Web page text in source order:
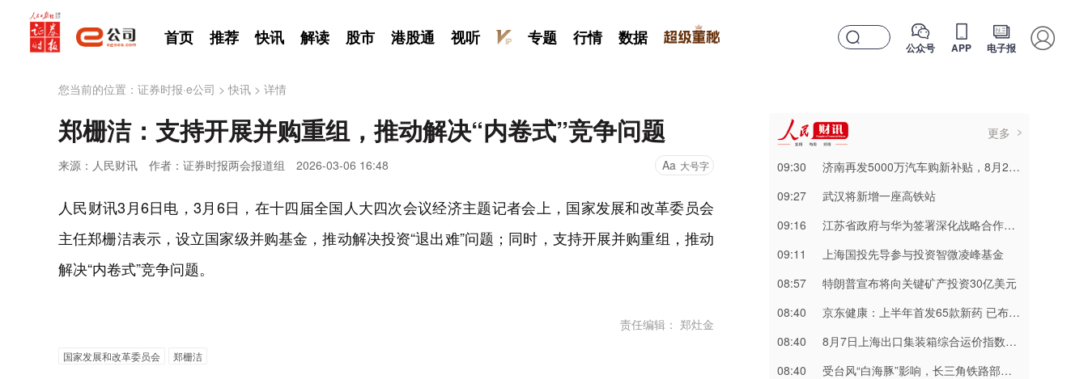
首页 推荐 快讯 解读 股市 港股通 视听 专题 行情 数据 公众号 APP 电子报
您当前的位置： 证券时报·e公司 >快讯 > 详情
郑栅洁：支持开展并购重组，推动解决“内卷式”竞争问题
来源：人民财讯 作者：证券时报两会报道组 2026-03-06 16:48 Aa 大号字
人民财讯3月6日电，3月6日，在十四届全国人大四次会议经济主题记者会上，国家发展和改革委员会
主任郑栅洁表示，设立国家级并购基金，推动解决投资“退出难”问题；同时，支持开展并购重组，推动
解决“内卷式”竞争问题。
责任编辑： 郑灶金
国家发展和改革委员会 郑栅洁
更多
09:30
济南再发5000万汽车购新补贴，8月20日起申报
09:27
武汉将新增一座高铁站
09:16
江苏省政府与华为签署深化战略合作协议
09:11
上海国投先导参与投资智微凌峰基金
08:57
特朗普宣布将向关键矿产投资30亿美元
08:40
京东健康：上半年首发65款新药 已布局近10万个乡镇及村级服务站点
08:40
8月7日上海出口集装箱综合运价指数为3276.14点 较上期上涨2.2%
08:40
受台风“白海豚”影响，长三角铁路部分线路列车临时停运